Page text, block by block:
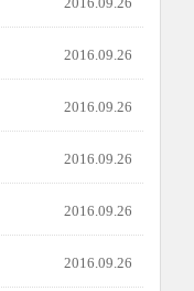
2016.09.26
2016.09.26
2016.09.26
2016.09.26
2016.09.26